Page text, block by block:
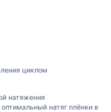
циклом
натяжения
натяг плёнки в